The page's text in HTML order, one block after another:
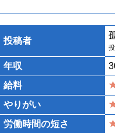
投稿者
年収
給料
やりがい
労働時間の短さ